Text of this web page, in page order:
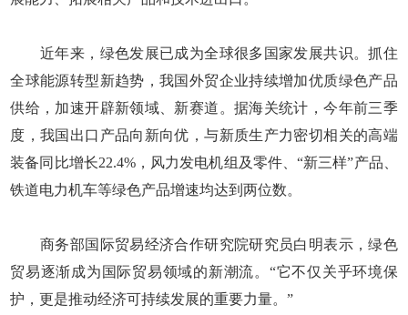
近年来，绿色发展已成为全球很多国家发展共识。抓住
全球能源转型新趋势，我国外贸企业持续增加优质绿色产品
供给，加速开辟新领域、新赛道。据海关统计，今年前三季
度，我国出口产品向新向优，与新质生产力密切相关的高端
装备同比增长22.4%，风力发电机组及零件、“新三样”产品、
铁道电力机车等绿色产品增速均达到两位数。
商务部国际贸易经济合作研究院研究员白明表示，绿色
贸易逐渐成为国际贸易领域的新潮流。“它不仅关乎环境保
护，更是推动经济可持续发展的重要力量。”